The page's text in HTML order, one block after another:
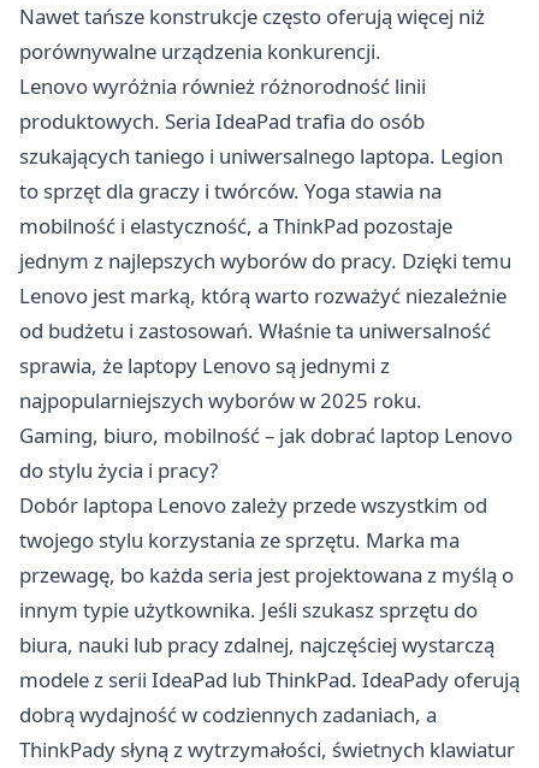
Nawet tańsze konstrukcje często oferują więcej niż
porównywalne urządzenia konkurencji.
Lenovo wyróżnia również różnorodność linii
produktowych. Seria IdeaPad trafia do osób
szukających taniego i uniwersalnego laptopa. Legion
to sprzęt dla graczy i twórców. Yoga stawia na
mobilność i elastyczność, a ThinkPad pozostaje
jednym z najlepszych wyborów do pracy. Dzięki temu
Lenovo jest marką, którą warto rozważyć niezależnie
od budżetu i zastosowań. Właśnie ta uniwersalność
sprawia, że laptopy Lenovo są jednymi z
najpopularniejszych wyborów w 2025 roku.
Gaming, biuro, mobilność – jak dobrać laptop Lenovo
do stylu życia i pracy?
Dobór laptopa Lenovo zależy przede wszystkim od
twojego stylu korzystania ze sprzętu. Marka ma
przewagę, bo każda seria jest projektowana z myślą o
innym typie użytkownika. Jeśli szukasz sprzętu do
biura, nauki lub pracy zdalnej, najczęściej wystarczą
modele z serii IdeaPad lub ThinkPad. IdeaPady oferują
dobrą wydajność w codziennych zadaniach, a
ThinkPady słyną z wytrzymałości, świetnych klawiatur